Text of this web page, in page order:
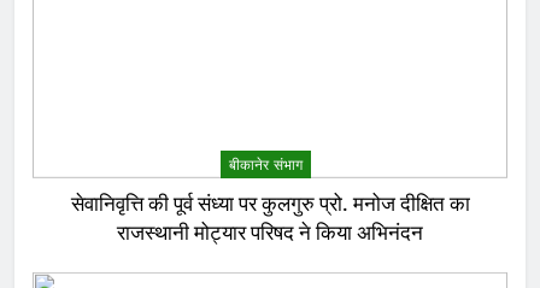
बीकानेर संभाग
सेवानिवृत्ति की पूर्व संध्या पर कुलगुरु प्रो. मनोज दीक्षित का
राजस्थानी मोट्यार परिषद ने किया अभिनंदन